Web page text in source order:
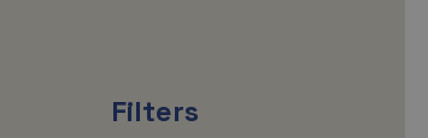
Filters